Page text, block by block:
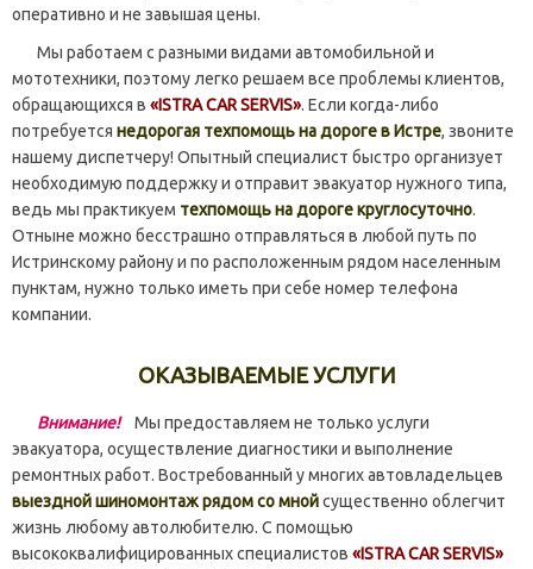
оперативно и не завышая цены.
Мы работаем с разными видами автомобильной и
мототехники, поэтому легко решаем все проблемы клиентов,
обращающихся в «ISTRA CAR SERVIS». Если когда-либо
потребуется недорогая техпомощь на дороге в Истре, звоните
нашему диспетчеру! Опытный специалист быстро организует
необходимую поддержку и отправит эвакуатор нужного типа,
ведь мы практикуем техпомощь на дороге круглосуточно.
Отныне можно бесстрашно отправляться в любой путь по
Истринскому району и по расположенным рядом населенным
пунктам, нужно только иметь при себе номер телефона
компании.
ОКАЗЫВАЕМЫЕ УСЛУГИ
Внимание!
Мы предоставляем не только услуги
эвакуатора, осуществление диагностики и выполнение
ремонтных работ. Востребованный у многих автовладельцев
выездной шиномонтаж рядом со мнойсущественно облегчит
жизнь любому автолюбителю. С помощью
высококвалифицированных специалистов «ISTRA CAR SERVIS»